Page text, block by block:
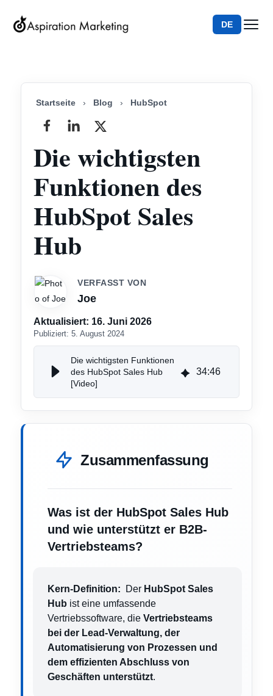
DE
Startseite › Blog › HubSpot
Die wichtigsten
Funktionen des
HubSpot Sales
Hub
VERFASST VON
Joe
Aktualisiert: 16. Juni 2026
Publiziert: 5. August 2024
Die wichtigsten Funktionen
des HubSpot Sales Hub
[Video]
34:46
Zusammenfassung
Was ist der HubSpot Sales Hub
und wie unterstützt er B2B-
Vertriebsteams?
Kern-Definition: Der HubSpot Sales
Hub ist eine umfassende
Vertriebssoftware, die Vertriebsteams
bei der Lead-Verwaltung, der
Automatisierung von Prozessen und
dem effizienten Abschluss von
Geschäften unterstützt.